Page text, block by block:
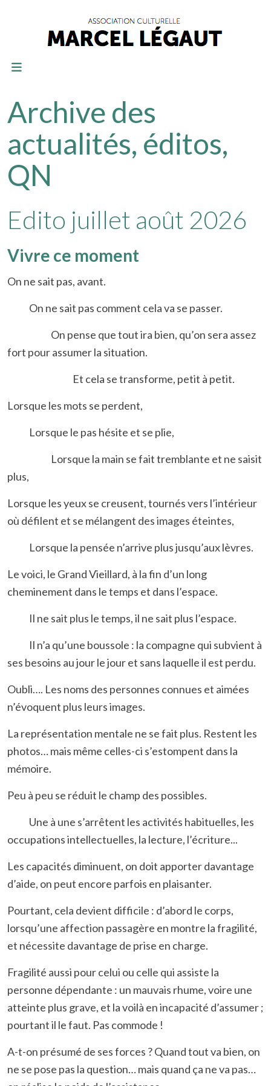
Archive des
actualités, éditos,
QN
Edito juillet août 2026
Vivre ce moment
On ne sait pas, avant.
On ne sait pas comment cela va se passer.
On pense que tout ira bien, qu’on sera assez
fort pour assumer la situation.
Et cela se transforme, petit à petit.
Lorsque les mots se perdent,
Lorsque le pas hésite et se plie,
Lorsque la main se fait tremblante et ne saisit
plus,
Lorsque les yeux se creusent, tournés vers l’intérieur
où défilent et se mélangent des images éteintes,
Lorsque la pensée n’arrive plus jusqu’aux lèvres.
Le voici, le Grand Vieillard, à la fin d’un long
cheminement dans le temps et dans l’espace.
Il ne sait plus le temps, il ne sait plus l’espace.
Il n’a qu’une boussole : la compagne qui subvient à
ses besoins au jour le jour et sans laquelle il est perdu.
Oubli…. Les noms des personnes connues et aimées
n’évoquent plus leurs images.
La représentation mentale ne se fait plus. Restent les
photos… mais même celles-ci s’estompent dans la
mémoire.
Peu à peu se réduit le champ des possibles.
Une à une s’arrêtent les activités habituelles, les
occupations intellectuelles, la lecture, l’écriture...
Les capacités diminuent, on doit apporter davantage
d’aide, on peut encore parfois en plaisanter.
Pourtant, cela devient difficile : d’abord le corps,
lorsqu’une affection passagère en montre la fragilité,
et nécessite davantage de prise en charge.
Fragilité aussi pour celui ou celle qui assiste la
personne dépendante : un mauvais rhume, voire une
atteinte plus grave, et la voilà en incapacité d’assumer ;
pourtant il le faut. Pas commode !
A-t-on présumé de ses forces ? Quand tout va bien, on
ne se pose pas la question… mais quand ça ne va pas…